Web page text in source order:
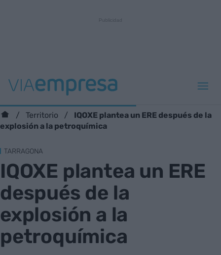
Territorio
IQOXE plantea un ERE después de la
explosión a la petroquímica
TARRAGONA
IQOXE plantea un ERE
después de la
explosión a la
petroquímica